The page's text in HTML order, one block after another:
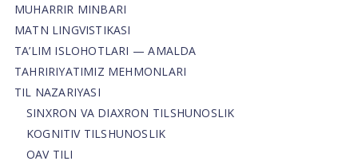
MUHARRIR MINBARI
MATN LINGVISTIKASI
TA’LIM ISLOHOTLARI — AMALDA
TAHRIRIYATIMIZ MEHMONLARI
TIL NAZARIYASI
SINXRON VA DIAXRON TILSHUNOSLIK
KOGNITIV TILSHUNOSLIK
OAV TILI